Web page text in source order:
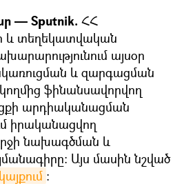
— Sputnik. ՀՀ
և տեղեկատվական
այսօր
և զարգացման
ֆինանսավորվող
արդիականացման
իրականացվող
նախագծման և
Այս մասին նշված
։